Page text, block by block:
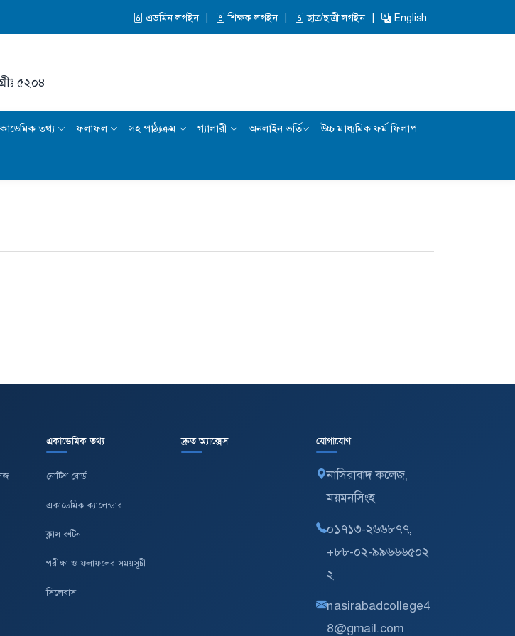
এডমিন লগইন শিক্ষক লগইন ছাত্র/ছাত্রী লগইন English
৫২০৪
তথ্য ফলাফল সহ পাঠ্যক্রম গ্যালারী অনলাইন ভর্তি উচ্চ মাধ্যমিক ফর্ম ফিলাপ
একাডেমিক তথ্য
নোটিশ বোর্ড
একাডেমিক ক্যালেন্ডার
ক্লাস রুটিন
পরীক্ষা ও ফলাফলের সময়সূচী
সিলেবাস
দ্রুত অ্যাক্সেস যোগাযোগ
নাসিরাবাদ কলেজ,
ময়মনসিংহ
০১৭১৩-২৬৬৮৭৭,
+৮৮-০২-৯৯৬৬৬৫০২
২
nasirabadcollege4
8@gmail.com